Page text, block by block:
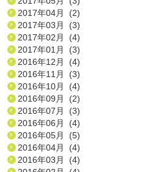
2017年04月 (2)
2017年03月 (3)
2017年02月 (4)
2017年01月 (3)
2016年12月 (4)
2016年11月 (3)
2016年10月 (4)
2016年09月 (2)
2016年07月 (3)
2016年06月 (4)
2016年05月 (5)
2016年04月 (4)
2016年03月 (4)